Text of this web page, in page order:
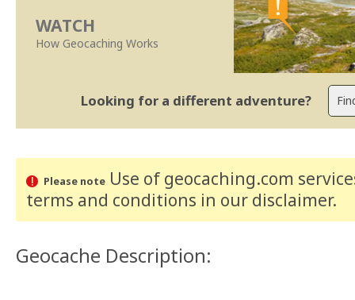
WATCH
How Geocaching Works
Looking for a different adventure?
Please noteUse of geocaching.com
terms and conditions in our disclaimer.
Geocache Description: